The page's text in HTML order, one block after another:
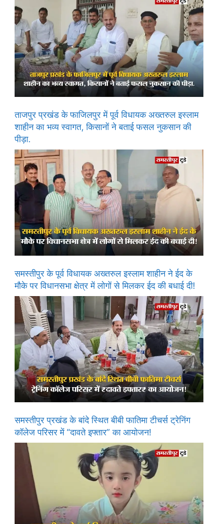
ताजपुर प्रखंड के फाजिलपुर में पूर्व विधायक अख्तरुल इस्लाम
शाहीन का भव्य स्वागत, किसानों ने बताई फसल नुकसान की
पीड़ा.
समस्तीपुर के पूर्व विधायक अख्तरुल इस्लाम शाहीन ने ईद के
मौके पर विधानसभा क्षेत्र में लोगों से मिलकर ईद की बधाई दी!
समस्तीपुर प्रखंड के बांदे स्थित बीबी फातिमा टीचर्स ट्रेनिंग
कॉलेज परिसर में “दावते इफ्तार” का आयोजन!